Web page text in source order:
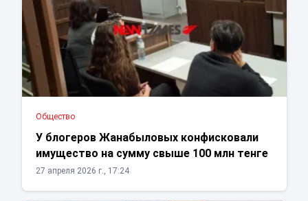
Общество
У блогеров Жанабыловых конфисковали
имущество на сумму свыше 100 млн тенге
27 апреля 2026 г., 17:24